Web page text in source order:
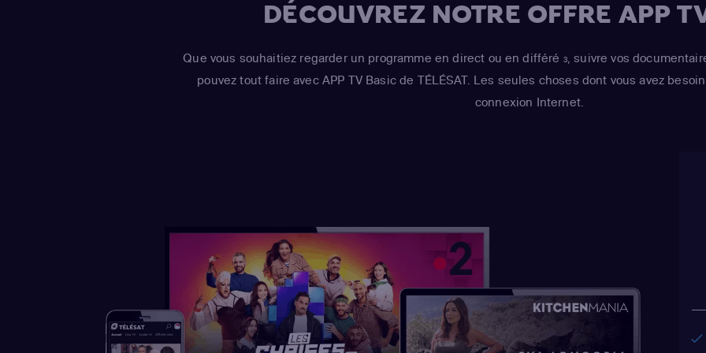
Risotto / Kirk
Maximilian von
Castellaneta
(Bart
Chalmers / Moe
Book Guy)
Dan
(Homer
DÉCOUVREZ NOTRE OFFRE APP
Que vous souhaitiez regarder un programme en direct ou en différé 3, suivre vos
pouvez tout faire avec APP TV Basic de TÉLÉSAT. Les seules choses dont vous avez
connexion Internet.